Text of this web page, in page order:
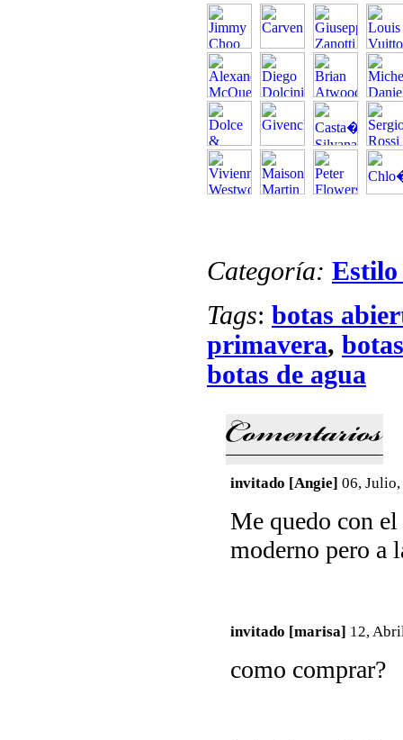
Categoría: Estilo
Tags: botas
primavera,
botas de agua
invitado [Angie] 06,
Me quedo con
moderno pero a
invitado [marisa] 12,
como comprar?